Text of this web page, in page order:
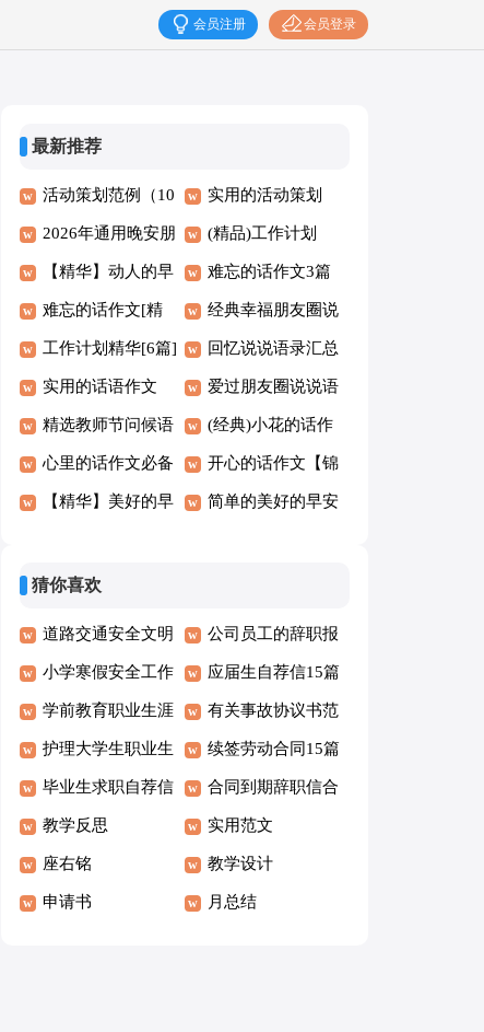
会员登录
会员注册
最新推荐
活动策划范例（10
篇）
实用的活动策划
(精品3篇)
2026年通用晚安朋
友圈问候语46句
(精品)工作计划
【精华】动人的早
安QQ问候语汇编
48句
难忘的话作文3篇
【优选】
难忘的话作文[精
华5篇]
经典幸福朋友圈说
说句子汇总（通用
80句）
工作计划精华[6篇] 回忆说说语录汇总
80句
实用的话语作文 爱过朋友圈说说语
录（通用40句）
精选教师节问候语
44条
(经典)小花的话作
文9篇
心里的话作文必备
(4篇)
开心的话作文【锦
集10篇】
【精华】美好的早
43句
简单的美好的早安
猜你喜欢
道路交通安全文明
承诺书
公司员工的辞职报
告
小学寒假安全工作
自查报告2篇
应届生自荐信15篇
学前教育职业生涯
规划书15篇
有关事故协议书范
文集合5篇
护理大学生职业生
涯规划书范文
续签劳动合同15篇
毕业生求职自荐信
汇编15篇
合同到期辞职信合
集15篇
教学反思 实用范文
座右铭 教学设计
申请书 月总结